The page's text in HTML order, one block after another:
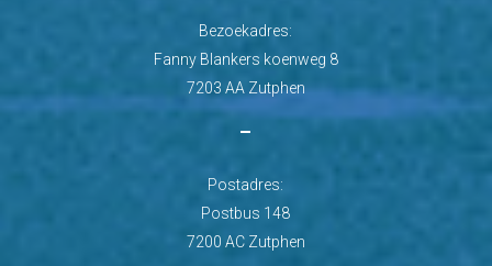
Bezoekadres:
Fanny Blankers koenweg 8
7203 AA Zutphen
–
Postadres:
Postbus 148
7200 AC Zutphen